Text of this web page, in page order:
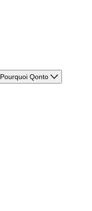
Pourquoi Qonto